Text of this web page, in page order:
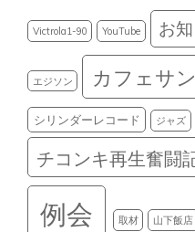
Victrola1-90 YouTube お
エジソン カフェサ
シリンダーレコード ジャズ
チコンキ再生奮闘
例会 取材 山下飯店